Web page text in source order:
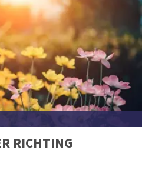
RICHTING